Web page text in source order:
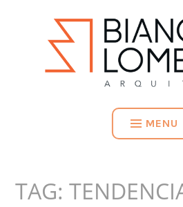
MENU
TAG: